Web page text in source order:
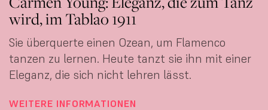
um Flamenco
tanzt sie ihn mit einer
lehren lässt.
Die Bailaora aus
die Bühne des Villa